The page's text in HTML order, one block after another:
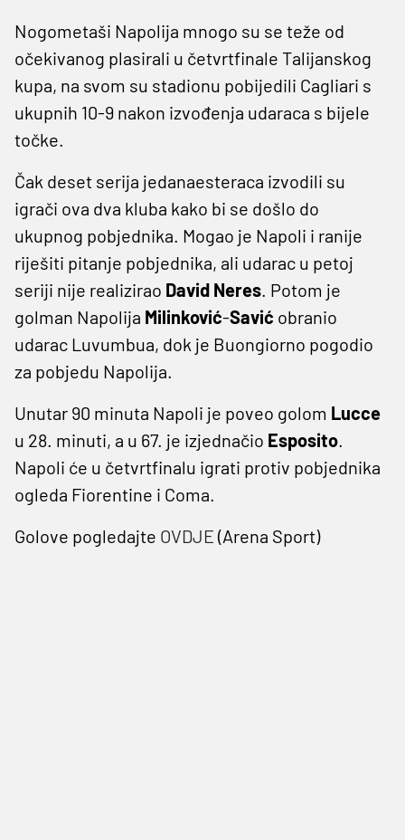
Nogometaši Napolija mnogo su se teže od
očekivanog plasirali u četvrtfinale Talijanskog
kupa, na svom su stadionu pobijedili Cagliari s
ukupnih 10-9 nakon izvođenja udaraca s bijele
točke.
Čak deset serija jedanaesteraca izvodili su
igrači ova dva kluba kako bi se došlo do
ukupnog pobjednika. Mogao je Napoli i ranije
riješiti pitanje pobjednika, ali udarac u petoj
seriji nije realizirao David Neres. Potom je
golman Napolija Milinković-Savić obranio
udarac Luvumbua, dok je Buongiorno pogodio
za pobjedu Napolija.
Unutar 90 minuta Napoli je poveo golom Lucce
u 28. minuti, a u 67. je izjednačio Esposito.
Napoli će u četvrtfinalu igrati protiv pobjednika
ogleda Fiorentine i Coma.
Golove pogledajte OVDJE (Arena Sport)